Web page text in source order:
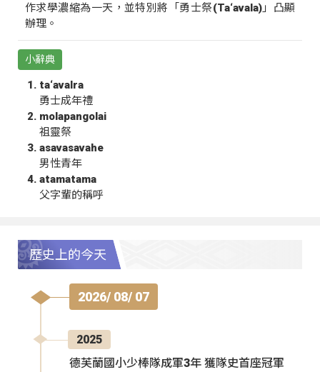
作求學濃縮為一天，並特別將「勇士祭(Ta‘avala)」凸顯
辦理。
小辭典
ta‘avalra
勇士成年禮
molapangolai
祖靈祭
asavasavahe
男性青年
atamatama
父字輩的稱呼
歷史上的今天
2026/ 08/ 07
2025
德芙蘭國小少棒隊成軍3年 獲隊史首座冠軍